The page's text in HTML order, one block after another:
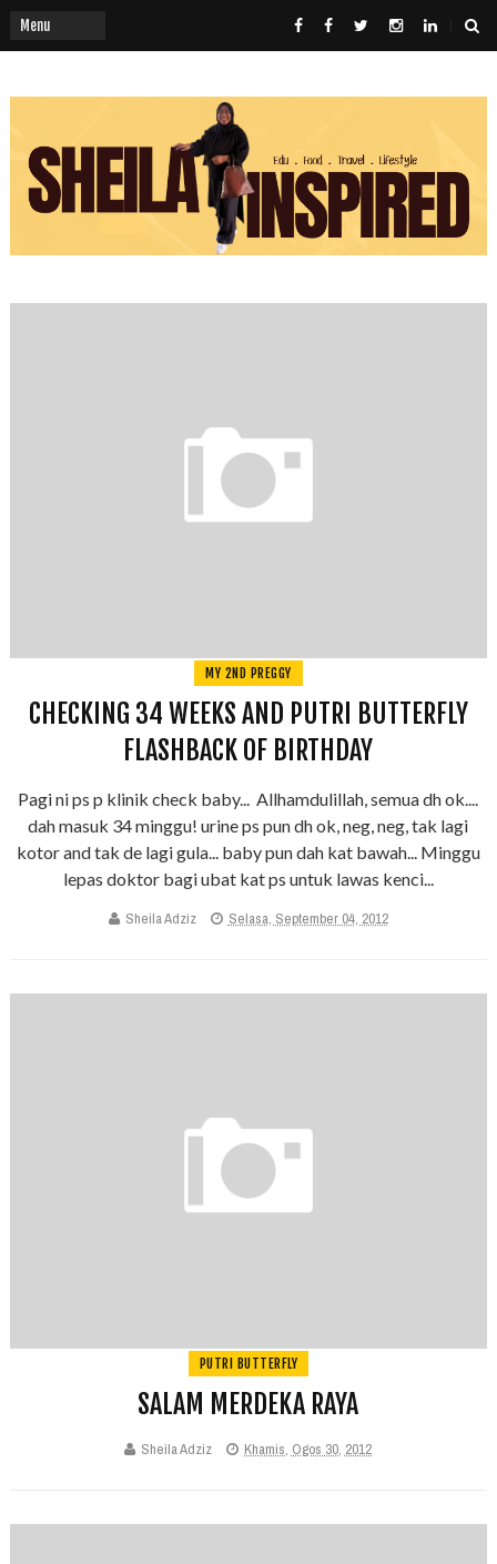
MY 2ND PREGGY
CHECKING 34 WEEKS AND PUTRI BUTTERFLY
FLASHBACK OF BIRTHDAY
Pagi ni ps p klinik check baby... Allhamdulillah, semua dh ok....
dah masuk 34 minggu! urine ps pun dh ok, neg, neg, tak lagi
kotor and tak de lagi gula... baby pun dah kat bawah... Minggu
lepas doktor bagi ubat kat ps untuk lawas kenci...
Sheila Adziz Selasa, September 04, 2012
PUTRI BUTTERFLY
SALAM MERDEKA RAYA
Sheila Adziz Khamis, Ogos 30, 2012